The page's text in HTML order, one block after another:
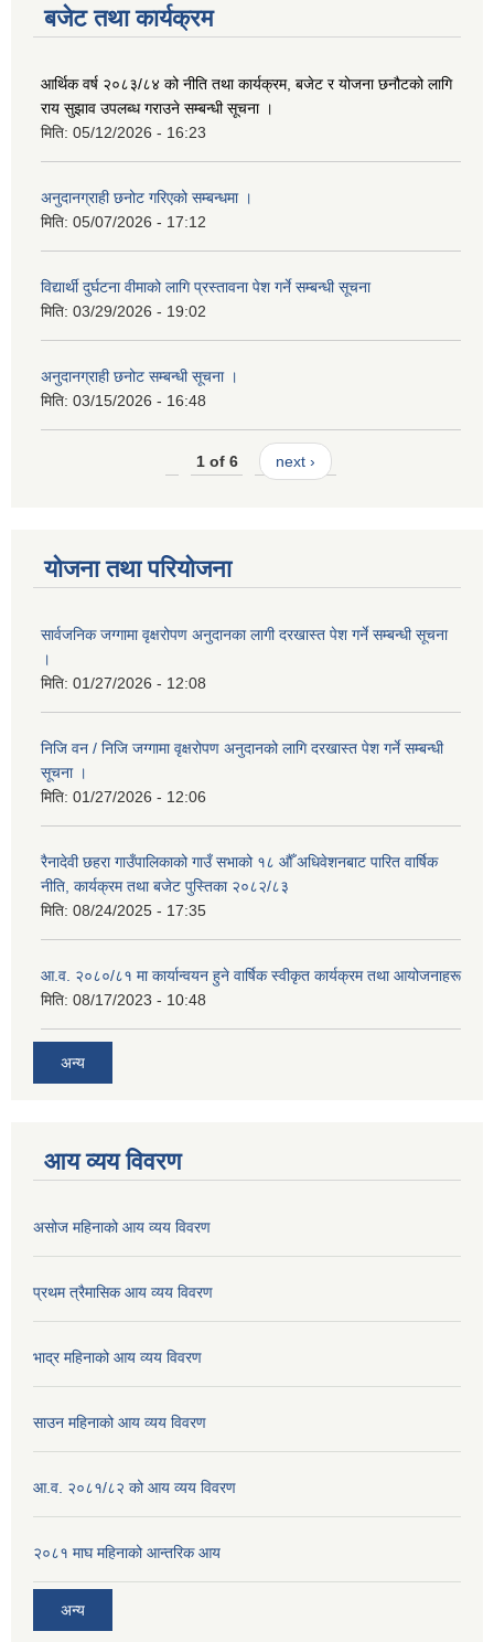
बजेट तथा कार्यक्रम
आर्थिक वर्ष २०८३/८४ को नीति तथा कार्यक्रम, बजेट र योजना छनौटको लागि
राय सुझाव उपलब्ध गराउने सम्बन्धी सूचना ।
मिति: 05/12/2026 - 16:23
अनुदानग्राही छनोट गरिएको सम्बन्धमा ।
मिति: 05/07/2026 - 17:12
विद्यार्थी दुर्घटना वीमाको लागि प्रस्तावना पेश गर्ने सम्बन्धी सूचना
मिति: 03/29/2026 - 19:02
अनुदानग्राही छनोट सम्बन्धी सूचना ।
मिति: 03/15/2026 - 16:48
1 of 6 next ›
योजना तथा परियोजना
सार्वजनिक जग्गामा वृक्षरोपण अनुदानका लागी दरखास्त पेश गर्ने सम्बन्धी सूचना
।
मिति: 01/27/2026 - 12:08
निजि वन / निजि जग्गामा वृक्षरोपण अनुदानको लागि दरखास्त पेश गर्ने सम्बन्धी
सूचना ।
मिति: 01/27/2026 - 12:06
रैनादेवी छहरा गाउँपालिकाको गाउँ सभाको १८ औँ अधिवेशनबाट पारित वार्षिक
नीति, कार्यक्रम तथा बजेट पुस्तिका २०८२/८३
मिति: 08/24/2025 - 17:35
आ.व. २०८०/८१ मा कार्यान्वयन हुने वार्षिक स्वीकृत कार्यक्रम तथा आयोजनाहरू
मिति: 08/17/2023 - 10:48
अन्य
आय व्यय विवरण
असोज महिनाको आय व्यय विवरण
प्रथम त्रैमासिक आय व्यय विवरण
भाद्र महिनाको आय व्यय विवरण
साउन महिनाको आय व्यय विवरण
आ.व. २०८१/८२ को आय व्यय विवरण
२०८१ माघ महिनाको आन्तरिक आय
अन्य